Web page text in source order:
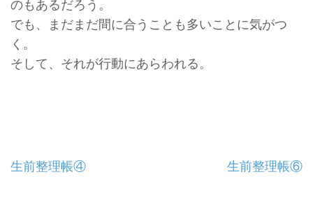
のもあるだろう。
でも、まだまだ間に合うことも多いことに気がつ
く。
そして、それが行動にあらわれる。
投
生前整理帳④ 生前整理帳⑥